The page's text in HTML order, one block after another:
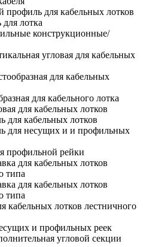
профиль для кабельных лотков
для лотка
конструкционные/
угловая для кабельных
для кабельных
для кабельного лотка
для кабельных лотков
для кабельных лотков
для несущих и и профильных
профильной рейки
для кабельных лотков
типа
для кабельных лотков
типа
кабельных лотков лестничного
и профильных реек
угловой секции